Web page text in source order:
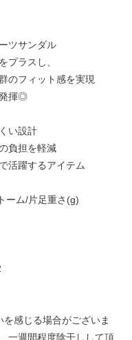
ツサンダル
プラスし、
のフィット感を実現
発揮◎
い設計
負担を軽減
活躍するアイテム
ーム/片足重さ(g)
感じる場合がございま
一週間程度陰干しして頂